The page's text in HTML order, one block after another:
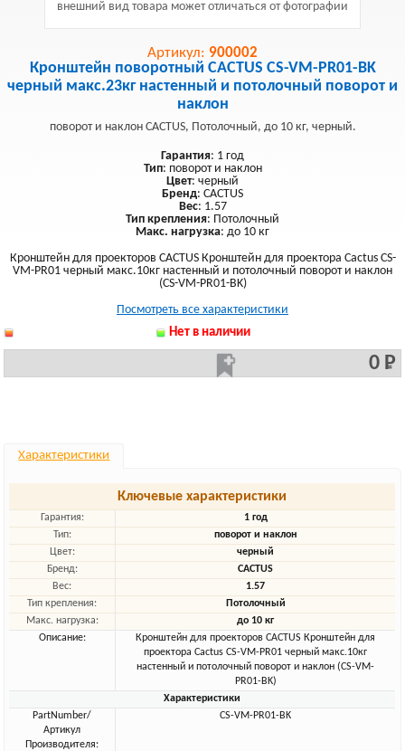
внешний вид товара может отличаться от фотографии
Артикул: 900002
Кронштейн поворотный CACTUS CS-VM-PR01-BK
черный макс.23кг настенный и потолочный поворот и
наклон
поворот и наклон CACTUS, Потолочный, до 10 кг, черный.
Гарантия: 1 год
Тип: поворот и наклон
Цвет: черный
Бренд: CACTUS
Вес: 1.57
Тип крепления: Потолочный
Макс. нагрузка: до 10 кг
Кронштейн для проекторов CACTUS Кронштейн для проектора Cactus CS-
VM-PR01 черный макс.10кг настенный и потолочный поворот и наклон
(CS-VM-PR01-BK)
Посмотреть все характеристики
Нет в наличии
0 Р
Характеристики
Ключевые характеристики
Гарантия:
1 год
Тип:
поворот и наклон
Цвет:
черный
Бренд:
CACTUS
Вес:
1.57
Тип крепления:
Потолочный
Макс. нагрузка:
до 10 кг
Описание:
Кронштейн для проекторов CACTUS Кронштейн для
проектора Cactus CS-VM-PR01 черный макс.10кг
настенный и потолочный поворот и наклон (CS-VM-
PR01-BK)
Характеристики
PartNumber/
Артикул
Производителя:
CS-VM-PR01-BK